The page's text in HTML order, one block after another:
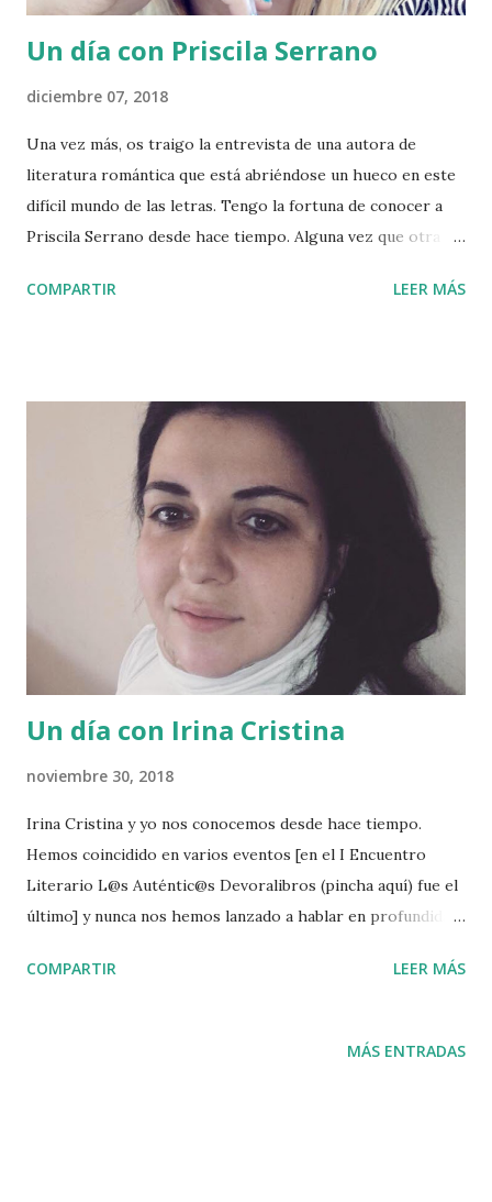
Un día con Priscila Serrano
diciembre 07, 2018
Una vez más, os traigo la entrevista de una autora de
literatura romántica que está abriéndose un hueco en este
difícil mundo de las letras. Tengo la fortuna de conocer a
Priscila Serrano desde hace tiempo. Alguna vez que otra
circunstancias personales y familiares no nos permiten
muy complicado cuadrar nuestras agendas, decidimos que la
entrevista se iba a hacer a través del correo electrónico.
Ambos somos escritores y pasamos muchas horas al día
frente al ordenador, así que contestar unas preguntas no
suponían un gran esfuerzo. Craso error. Las circunstancias
de Priscila (en los últimos meses no ha parado de publicar
historias), han hecho que aquellas preguntas que yo le
envié se quedaran sin respuestas durante meses. A día de
hoy, las entrevistas de est...
COMPARTIR LEER MÁS
Un día con Irina Cristina
noviembre 30, 2018
Irina Cristina y yo nos conocemos desde hace tiempo.
Hemos coincidido en varios eventos [en el I Encuentro
Literario L@s Auténtic@s Devoralibros (pincha aquí) fue el
último] y nunca nos hemos lanzado a hablar en profundidad.
no sé aún qué preguntarle, y está a punto de llegar. Son
dónde empezar. Y eso me abruma porque, al igual que el
COMPARTIR LEER MÁS
MÁS ENTRADAS